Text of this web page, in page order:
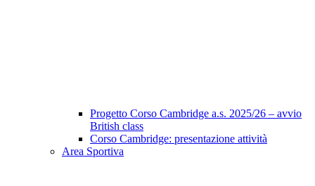
Progetto Corso Cambridge a.s. 2025/26 – avvio
British class
Corso Cambridge: presentazione attività
Area Sportiva